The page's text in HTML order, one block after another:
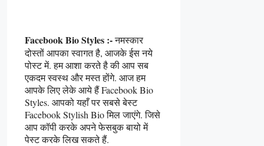
Facebook Bio Styles :-नमस्कार
दोस्तों आपका स्वागत है, आजके ईस नये
पोस्ट में. हम आशा करते है की आप सब
एकदम स्वस्थ और मस्त होंगे. आज हम
आपके लिए लेके आये हैं Facebook Bio
Styles. आपको यहाँ पर सबसे बेस्ट
Facebook Stylish Bio मिल जाएंगे. जिसे
आप कॉपी करके अपने फेसबुक बायो में
पेस्ट करके लिख सकते हैं.